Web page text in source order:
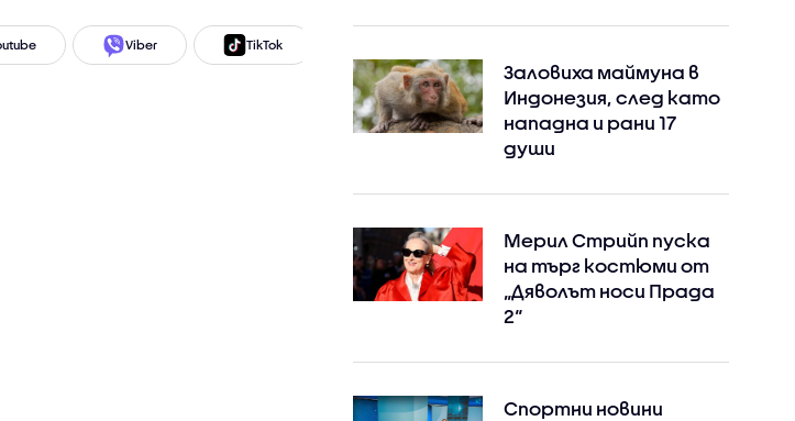
Viber TikTok
Заловиха маймуна в
Индонезия, след като
нападна и рани 17
души
Мерил Стрийп пуска
на търг костюми от
„Дяволът носи Прада
2“
Спортни новини